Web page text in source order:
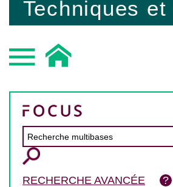
Techniques
RECHERCHE AVANCÉE